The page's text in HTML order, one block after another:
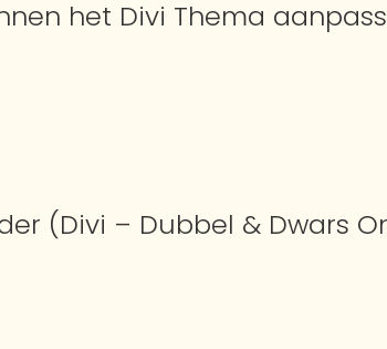
het Divi Thema
(Divi – Dubbel & Dwars